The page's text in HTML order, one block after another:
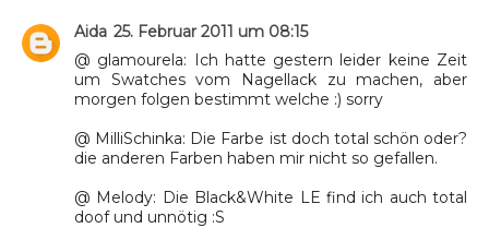
Aida 25. Februar 2011 um 08:15
@ glamourela: Ich hatte gestern leider keine Zeit
um Swatches vom Nagellack zu machen, aber
morgen folgen bestimmt welche :) sorry
@ MilliSchinka: Die Farbe ist doch total schön oder?
die anderen Farben haben mir nicht so gefallen.
@ Melody: Die Black&White LE find ich auch total
doof und unnötig :S